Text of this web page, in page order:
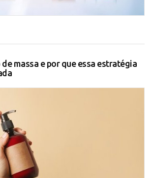
de massa e por que essa estratégia